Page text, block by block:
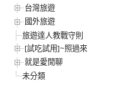
台灣旅遊
國外旅遊
旅遊達人教戰守則
[試吃試用]~照過來
就是愛閒聊
未分類